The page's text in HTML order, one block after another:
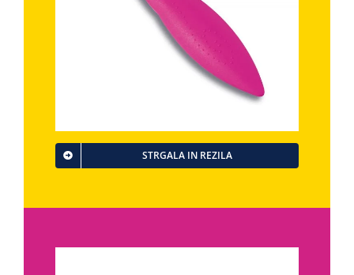
STRGALA IN REZILA